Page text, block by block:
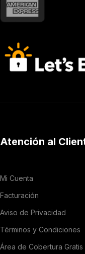
Atención al
Mi Cuenta
Facturación
Aviso de Privacidad
Términos y Condiciones
Área de Cobertura Gratis